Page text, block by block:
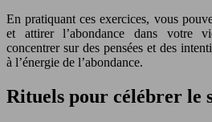
En pratiquant ces exercices, vous
et attirer l’abondance dans votre
concentrer sur des pensées et des
à l’énergie de l’abondance.
Rituels pour célébrer le